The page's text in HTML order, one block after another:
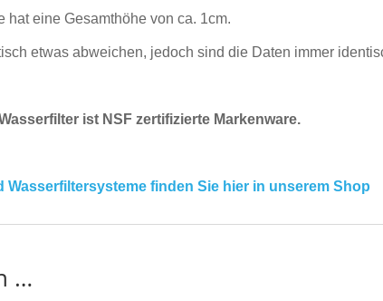
eine Gesamthöhe von ca. 1cm.
etwas abweichen, jedoch sind die Daten immer
ist NSF zertifizierte Markenware.
finden Sie hier in unserem Shop
…